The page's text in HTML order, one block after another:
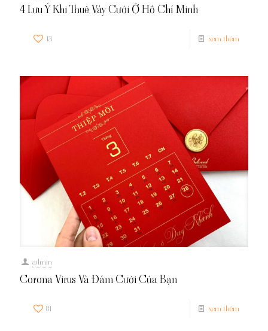
4 Lưu Ý Khi Thuê Váy Cưới Ở Hồ Chí Minh
13 xem thêm
admin
Corona Virus Và Đám Cưới Của Bạn
81 xem thêm